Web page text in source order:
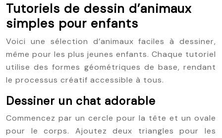
Tutoriels de dessin d’animaux
simples pour enfants
Voici une sélection d’animaux faciles à dessiner,
même pour les plus jeunes enfants. Chaque tutoriel
utilise des formes géométriques de base, rendant
le processus créatif accessible à tous.
Dessiner un chat adorable
Commencez par un cercle pour la tête et un ovale
pour le corps. Ajoutez deux triangles pour les